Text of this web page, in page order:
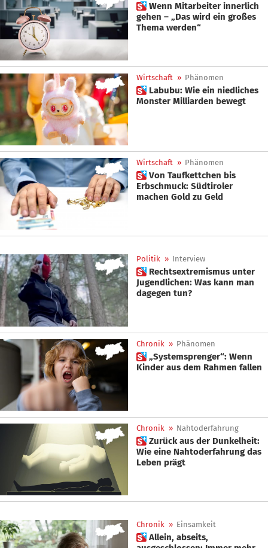
 Wenn Mitarbeiter innerlich
gehen – „Das wird ein großes
Thema werden“
Wirtschaft » Phänomen
 Labubu: Wie ein niedliches
Monster Milliarden bewegt
Wirtschaft » Phänomen
 Von Taufkettchen bis
Erbschmuck: Südtiroler
machen Gold zu Geld
Politik » Interview
 Rechtsextremismus unter
Jugendlichen: Was kann man
dagegen tun?
Chronik » Phänomen
 „Systemsprenger“: Wenn
Kinder aus dem Rahmen fallen
Chronik » Nahtoderfahrung
 Zurück aus der Dunkelheit:
Wie eine Nahtoderfahrung das
Leben prägt
Chronik » Einsamkeit
 Allein, abseits,